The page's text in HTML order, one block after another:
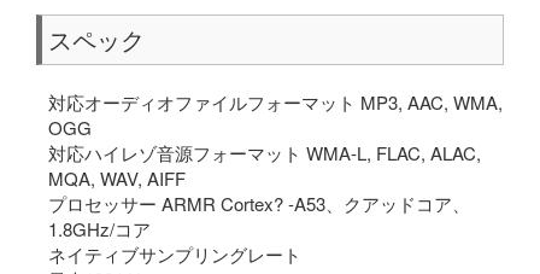
スペック
対応オーディオファイルフォーマット MP3, AAC, WMA,
OGG
対応ハイレゾ音源フォーマット WMA-L, FLAC, ALAC,
MQA, WAV, AIFF
プロセッサー ARMR Cortex? -A53、クアッドコア、
1.8GHz/コア
ネイティブサンプリングレート